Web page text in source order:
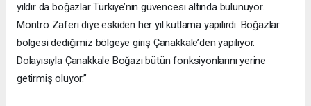
yıldır da boğazlar Türkiye’nin güvencesi altında bulunuyor.
Montrö Zaferi diye eskiden her yıl kutlama yapılırdı. Boğazlar
bölgesi dediğimiz bölgeye giriş Çanakkale’den yapılıyor.
Dolayısıyla Çanakkale Boğazı bütün fonksiyonlarını yerine
getirmiş oluyor.”